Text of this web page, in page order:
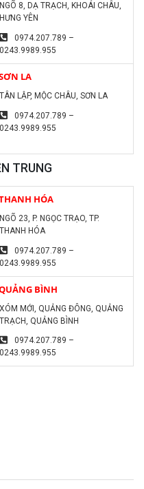
NGÕ 8, DẠ TRẠCH, KHOÁI CHÂU,
HƯNG YÊN
0974.207.789 –
0243.9989.955
LA
TÂN LẬP, MỘC CHÂU, SƠN LA
0974.207.789 –
0243.9989.955
TRUNG
HÓA
NGÕ 23, P. NGỌC TRẠO, TP.
THANH HÓA
0974.207.789 –
0243.9989.955
BÌNH
XÓM MỚI, QUẢNG ĐÔNG, QUẢNG
TRẠCH, QUẢNG BÌNH
0974.207.789 –
0243.9989.955